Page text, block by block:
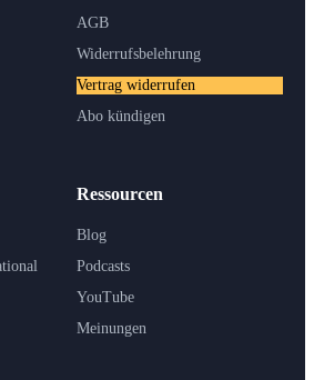
Ressourcen
Blog
Podcasts
YouTube
Meinungen
AGB
Widerrufsbelehrung
Vertrag widerrufen
Abo kündigen